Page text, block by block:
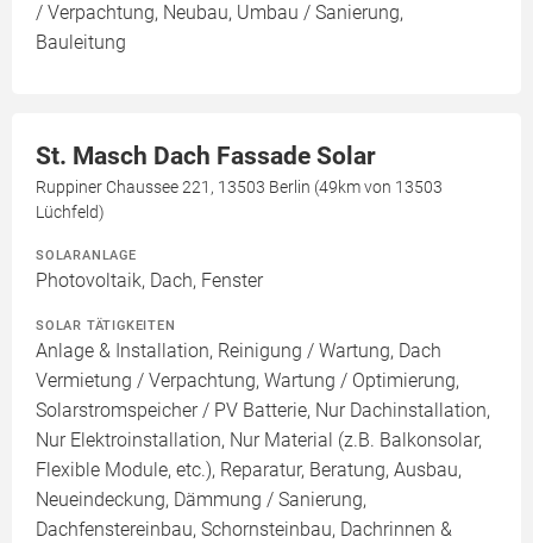
/ Verpachtung, Neubau, Umbau / Sanierung,
Bauleitung
St. Masch Dach Fassade Solar
Ruppiner Chaussee 221, 13503 Berlin (49km von 13503
Lüchfeld)
SOLARANLAGE
Photovoltaik, Dach, Fenster
SOLAR TÄTIGKEITEN
Anlage & Installation, Reinigung / Wartung, Dach
Vermietung / Verpachtung, Wartung / Optimierung,
Solarstromspeicher / PV Batterie, Nur Dachinstallation,
Nur Elektroinstallation, Nur Material (z.B. Balkonsolar,
Flexible Module, etc.), Reparatur, Beratung, Ausbau,
Neueindeckung, Dämmung / Sanierung,
Dachfenstereinbau, Schornsteinbau, Dachrinnen &